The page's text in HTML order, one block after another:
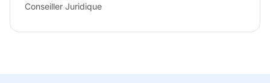
Conseiller Juridique